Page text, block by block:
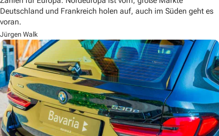
Deutschland und Frankreich holen auf, auch im Süden geht es
voran.
Jürgen Walk